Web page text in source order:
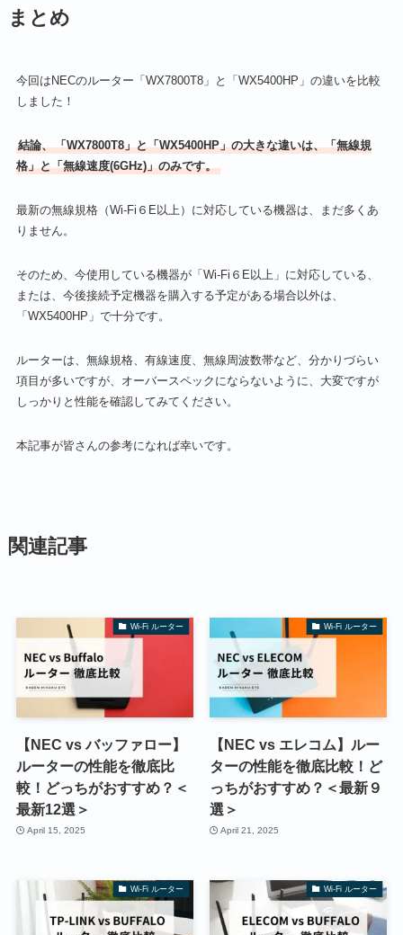
まとめ
今回はNECのルーター「WX7800T8」と「WX5400HP」の違いを比較
しました！
結論、「WX7800T8」と「WX5400HP」の大きな違いは、「無線規
格」と「無線速度(6GHz)」のみです。
最新の無線規格（Wi-Fi６E以上）に対応している機器は、まだ多くあ
りません。
そのため、今使用している機器が「Wi-Fi６E以上」に対応している、
または、今後接続予定機器を購入する予定がある場合以外は、
「WX5400HP」で十分です。
ルーターは、無線規格、有線速度、無線周波数帯など、分かりづらい
項目が多いですが、オーバースペックにならないように、大変ですが
しっかりと性能を確認してみてください。
本記事が皆さんの参考になれば幸いです。
関連記事
Wi-Fi ルーター
【NEC vs バッファロー】
ルーターの性能を徹底比
較！どっちがおすすめ？＜
最新12選＞
April 15, 2025
Wi-Fi ルーター
【NEC vs エレコム】ルー
ターの性能を徹底比較！ど
っちがおすすめ？＜最新９
選＞
April 21, 2025
Wi-Fi ルーター Wi-Fi ルーター